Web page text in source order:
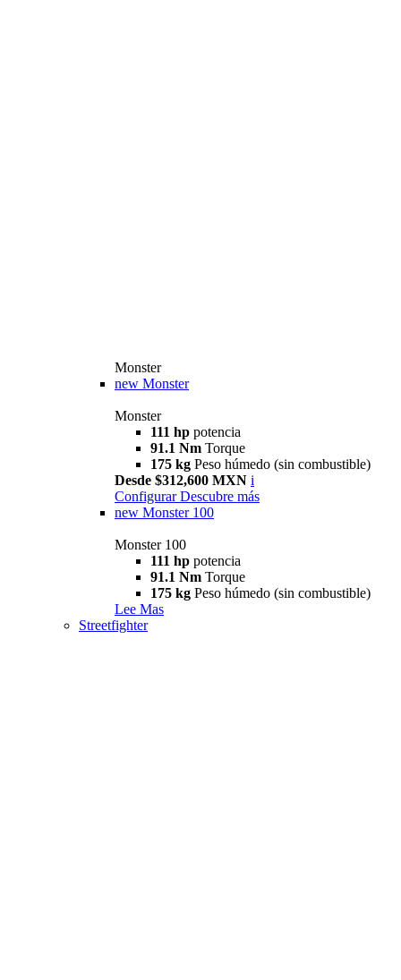
Monster
new Monster
Monster
111 hp potencia
91.1 Nm Torque
175 kg Peso húmedo (sin combustible)
Desde $312,600 MXN i
Configurar Descubre más
new Monster 100
Monster 100
111 hp potencia
91.1 Nm Torque
175 kg Peso húmedo (sin combustible)
Lee Mas
Streetfighter